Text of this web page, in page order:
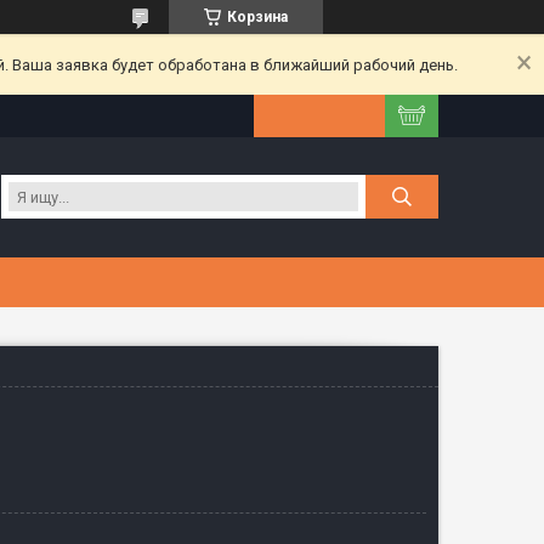
Корзина
заявка будет обработана в ближайший рабочий день.